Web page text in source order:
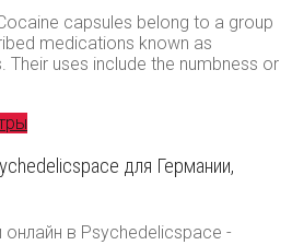
capsules belong to a group
medications known as
Their uses include the numbness or
для Германии,
онлайн в Psychedelicspace -